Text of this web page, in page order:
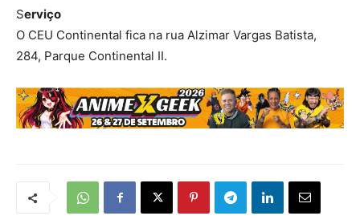
Serviço
O CEU Continental fica na rua Alzimar Vargas Batista,
284, Parque Continental II.